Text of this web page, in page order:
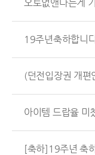
오토없앤다는게
19주년축하합니
(던전입장권 개편
아이템 드랍율 미
[축하]19주년 축